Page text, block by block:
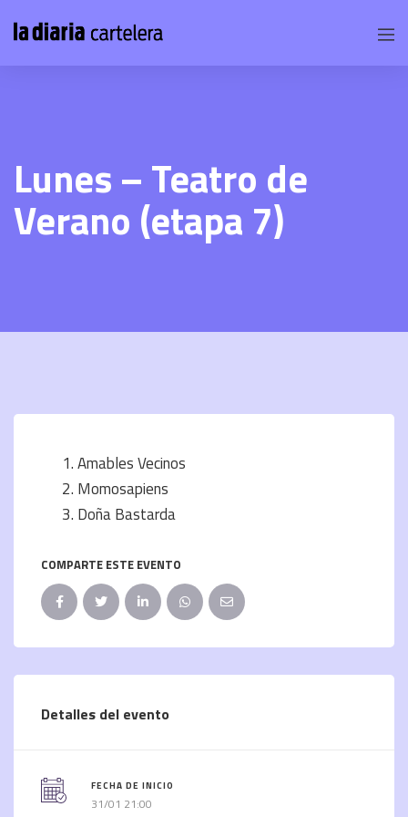
Lunes – Teatro de
Verano (etapa 7)
Amables Vecinos
Momosapiens
Doña Bastarda
COMPARTE ESTE EVENTO
Detalles del evento
FECHA DE INICIO
31/01 21:00